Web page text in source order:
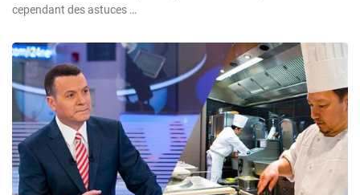
cependant des astuces …